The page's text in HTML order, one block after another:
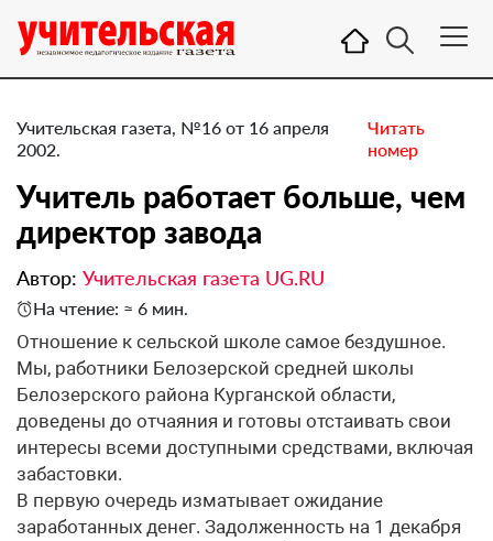
Учительская газета, №16 от 16 апреля
2002.
Читать
номер
Учитель работает больше, чем
директор завода
Автор: Учительская газета UG.RU
На чтение: ≈ 6 мин.
Отношение к сельской школе самое бездушное.
Мы, работники Белозерской средней школы
Белозерского района Курганской области,
доведены до отчаяния и готовы отстаивать свои
интересы всеми доступными средствами, включая
забастовки.
В первую очередь изматывает ожидание
заработанных денег. Задолженность на 1 декабря